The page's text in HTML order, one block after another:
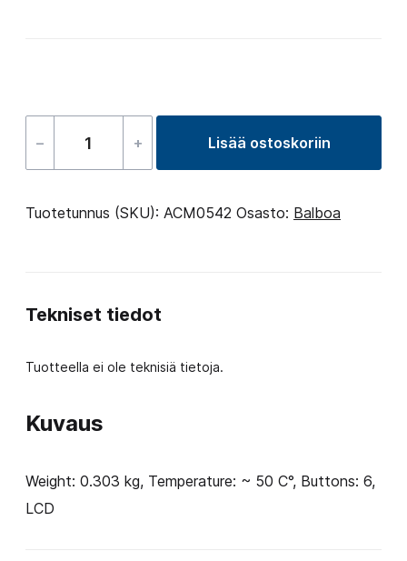
–
Control
–
+ Lisää ostoskoriin
Tuotetunnus (SKU): ACM0542 Osasto: Balboa
Kuvaus
Weight: 0.303 kg, Temperature: ~ 50 C°, Buttons: 6,
LCD
Tekniset tiedot
Tuotteella ei ole teknisiä tietoja.